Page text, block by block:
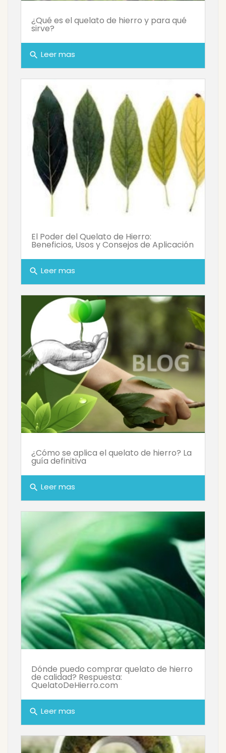
¿Qué es el quelato de hierro y para qué
sirve?
search Leer mas
El Poder del Quelato de Hierro:
Beneficios, Usos y Consejos de Aplicación
search Leer mas
¿Cómo se aplica el quelato de hierro? La
guía definitiva
search Leer mas
Dónde puedo comprar quelato de hierro
de calidad? Respuesta:
QuelatoDeHierro.com
search Leer mas